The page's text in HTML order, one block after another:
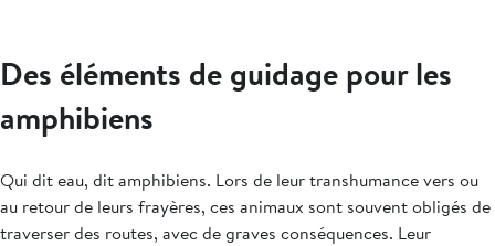
Des éléments de guidage pour les
amphibiens
Qui dit eau, dit amphibiens. Lors de leur transhumance vers ou
au retour de leurs frayères, ces animaux sont souvent obligés de
traverser des routes, avec de graves conséquences. Leur